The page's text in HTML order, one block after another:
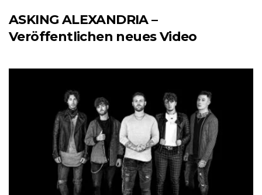
ASKING ALEXANDRIA –
Veröffentlichen neues Video